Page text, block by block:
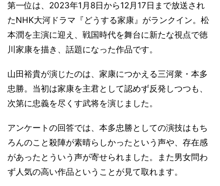
第一位は、2023年1月8日から12月17日まで放送され
たNHK大河ドラマ『どうする家康』がランクイン。松
本潤を主演に迎え、戦国時代を舞台に新たな視点で徳
川家康を描き、話題になった作品です。
山田裕貴が演じたのは、家康につかえる三河衆・本多
忠勝。当初は家康を主君として認めず反発しつつも、
次第に忠義を尽くす武将を演じました。
アンケートの回答では、本多忠勝としての演技はもち
ろんのこと殺陣が素晴らしかったという声や、存在感
があったとういう声が寄せられました。また男女問わ
ず人気の高い作品ということが見て取れます。